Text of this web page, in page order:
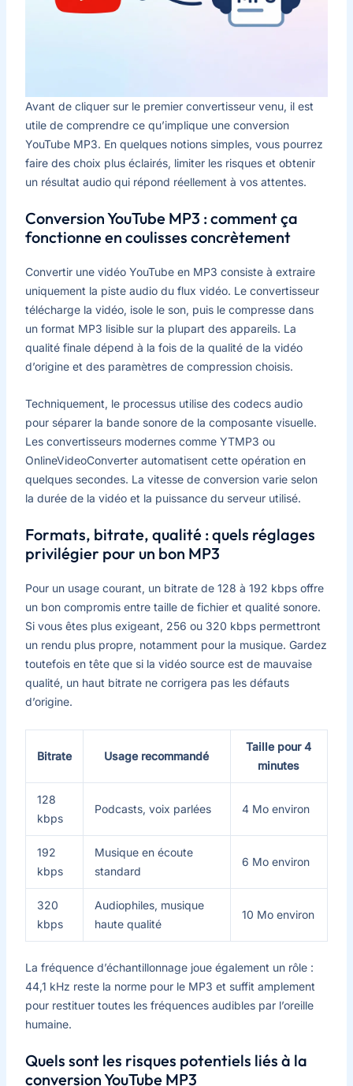
Avant de cliquer sur le premier convertisseur venu, il est
utile de comprendre ce qu’implique une conversion
YouTube MP3. En quelques notions simples, vous pourrez
faire des choix plus éclairés, limiter les risques et obtenir
un résultat audio qui répond réellement à vos attentes.
Conversion YouTube MP3 : comment ça
fonctionne en coulisses concrètement
Convertir une vidéo YouTube en MP3 consiste à extraire
uniquement la piste audio du flux vidéo. Le convertisseur
télécharge la vidéo, isole le son, puis le compresse dans
un format MP3 lisible sur la plupart des appareils. La
qualité finale dépend à la fois de la qualité de la vidéo
d’origine et des paramètres de compression choisis.
Techniquement, le processus utilise des codecs audio
pour séparer la bande sonore de la composante visuelle.
Les convertisseurs modernes comme YTMP3 ou
OnlineVideoConverter automatisent cette opération en
quelques secondes. La vitesse de conversion varie selon
la durée de la vidéo et la puissance du serveur utilisé.
Formats, bitrate, qualité : quels réglages
privilégier pour un bon MP3
Pour un usage courant, un bitrate de 128 à 192 kbps offre
un bon compromis entre taille de fichier et qualité sonore.
Si vous êtes plus exigeant, 256 ou 320 kbps permettront
un rendu plus propre, notamment pour la musique. Gardez
toutefois en tête que si la vidéo source est de mauvaise
qualité, un haut bitrate ne corrigera pas les défauts
d’origine.
Bitrate Usage recommandé
Taille pour 4
minutes
128
kbps
Podcasts, voix parlées 4 Mo environ
192
kbps
Musique en écoute
standard
6 Mo environ
320
kbps
Audiophiles, musique
haute qualité
10 Mo environ
La fréquence d’échantillonnage joue également un rôle :
44,1 kHz reste la norme pour le MP3 et suffit amplement
pour restituer toutes les fréquences audibles par l’oreille
humaine.
Quels sont les risques potentiels liés à la
conversion YouTube MP3